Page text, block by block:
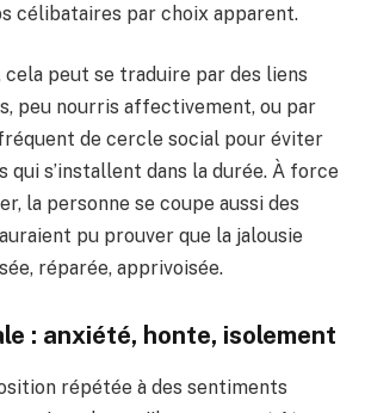
célibataires par choix apparent.
cela peut se traduire par des liens
peu nourris affectivement, ou par
de cercle social pour éviter
qui s’installent dans la durée. À force
la personne se coupe aussi des
pu prouver que la jalousie
réparée, apprivoisée.
: anxiété, honte, isolement
répétée à des sentiments